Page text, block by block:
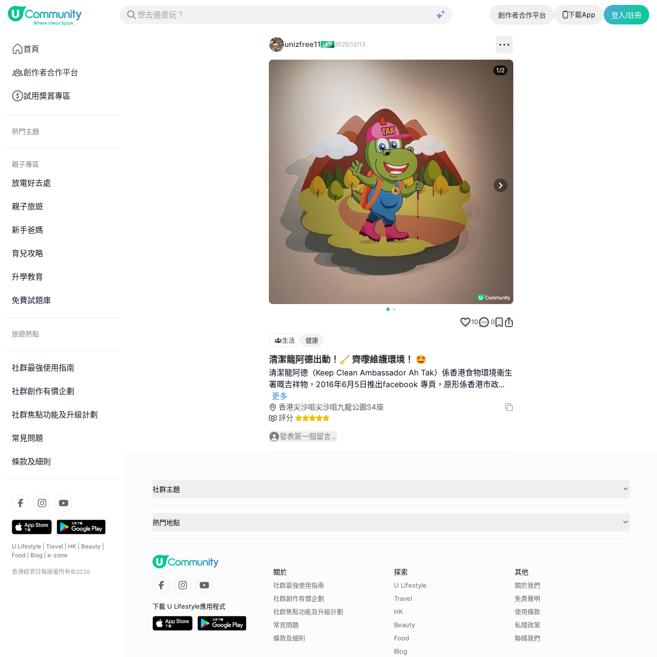
創作者合作平台 下載App 登入/註冊
首頁
創作者合作平台
試用獎賞專區
熱門主題
親子專區
放電好去處
親子旅遊
新手爸媽
育兒攻略
升學教育
免費試題庫
旅遊熱點
社群最強使用指南
社群創作有價企劃
社群焦點功能及升級計劃
常見問題
條款及細則
U Lifestyle Travel HK Beauty
Food
Blog e-zone
香港經濟日報版權所有©2026
unizfree11 2025/12/13
Next slide
1/2
10 0
生活 健康
清潔龍阿德出動！🧹 齊嚟維護環境！ 🤩
清潔龍阿德（Keep Clean Ambassador Ah Tak）係香港食物環境衞生
署嘅吉祥物，2016年6月5日推出facebook 專頁，原形係香港市政...
更多
香港尖沙咀尖沙咀九龍公園S4座
評分
發表第一個留言...
社群主題
熱門地點
下載 U Lifestyle應用程式
關於
社群最強使用指南
社群創作有價企劃
社群焦點功能及升級計劃
常見問題
條款及細則
探索
U Lifestyle
Travel
HK
Beauty
Food
Blog
其他
關於我們
免責聲明
使用條款
私隱政策
聯絡我們